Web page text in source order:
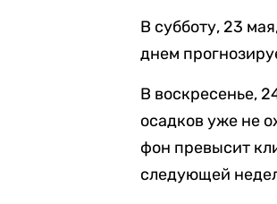
В субботу, 23
днем
В воскресенье,
осадков уже не
фон превысит
следующей